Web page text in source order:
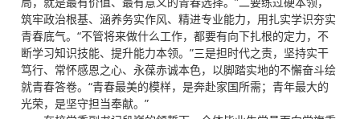
筑牢政治根基、涵养务实作风、精进专业能力，用扎实学识夯实
青春底气。“不管将来做什么工作，都要有向下扎根的定力，不
断学习知识技能、提升能力本领。”三是担时代之责，坚持实干
笃行、常怀感恩之心、永葆赤诚本色，以脚踏实地的不懈奋斗绘
就青春答卷。“青春最美的模样，是奔赴家国所需；青年最大的
光荣，是坚守担当奉献。”